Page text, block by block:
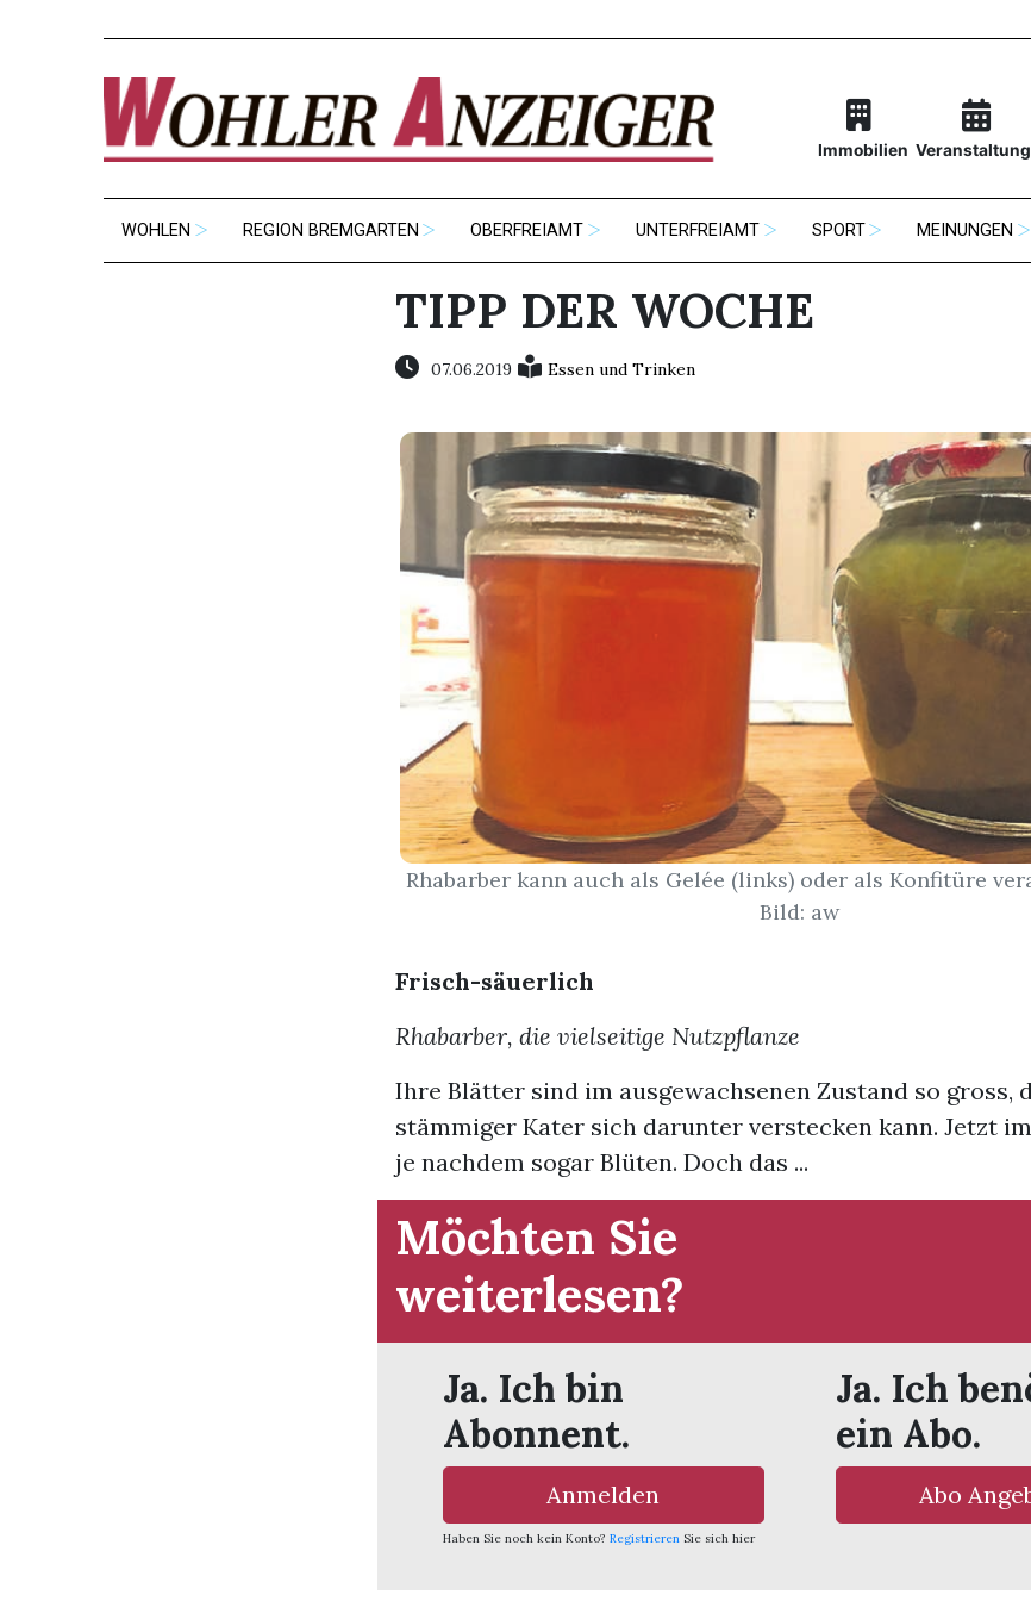
Immobilien
WOHLEN REGION BREMGARTEN OBERFREIAMT UNTERFREIAMT SPORT MEINUNGEN
TIPP DER WOCHE
07.06.2019 Essen und Trinken
Rhabarber kann auch als Gelée (links) oder als Konfitüre
Bild: aw
Frisch-säuerlich
Rhabarber, die vielseitige Nutzpflanze
Ihre Blätter sind im ausgewachsenen Zustand so gross,
stämmiger Kater sich darunter verstecken kann. Jetzt
je nachdem sogar Blüten. Doch das ...
Möchten Sie
weiterlesen?
Ja. Ich bin
Abonnent.
Anmelden
Haben Sie noch kein Konto? Registrieren Sie sich hier
Ja. Ich
ein Abo.
Abo